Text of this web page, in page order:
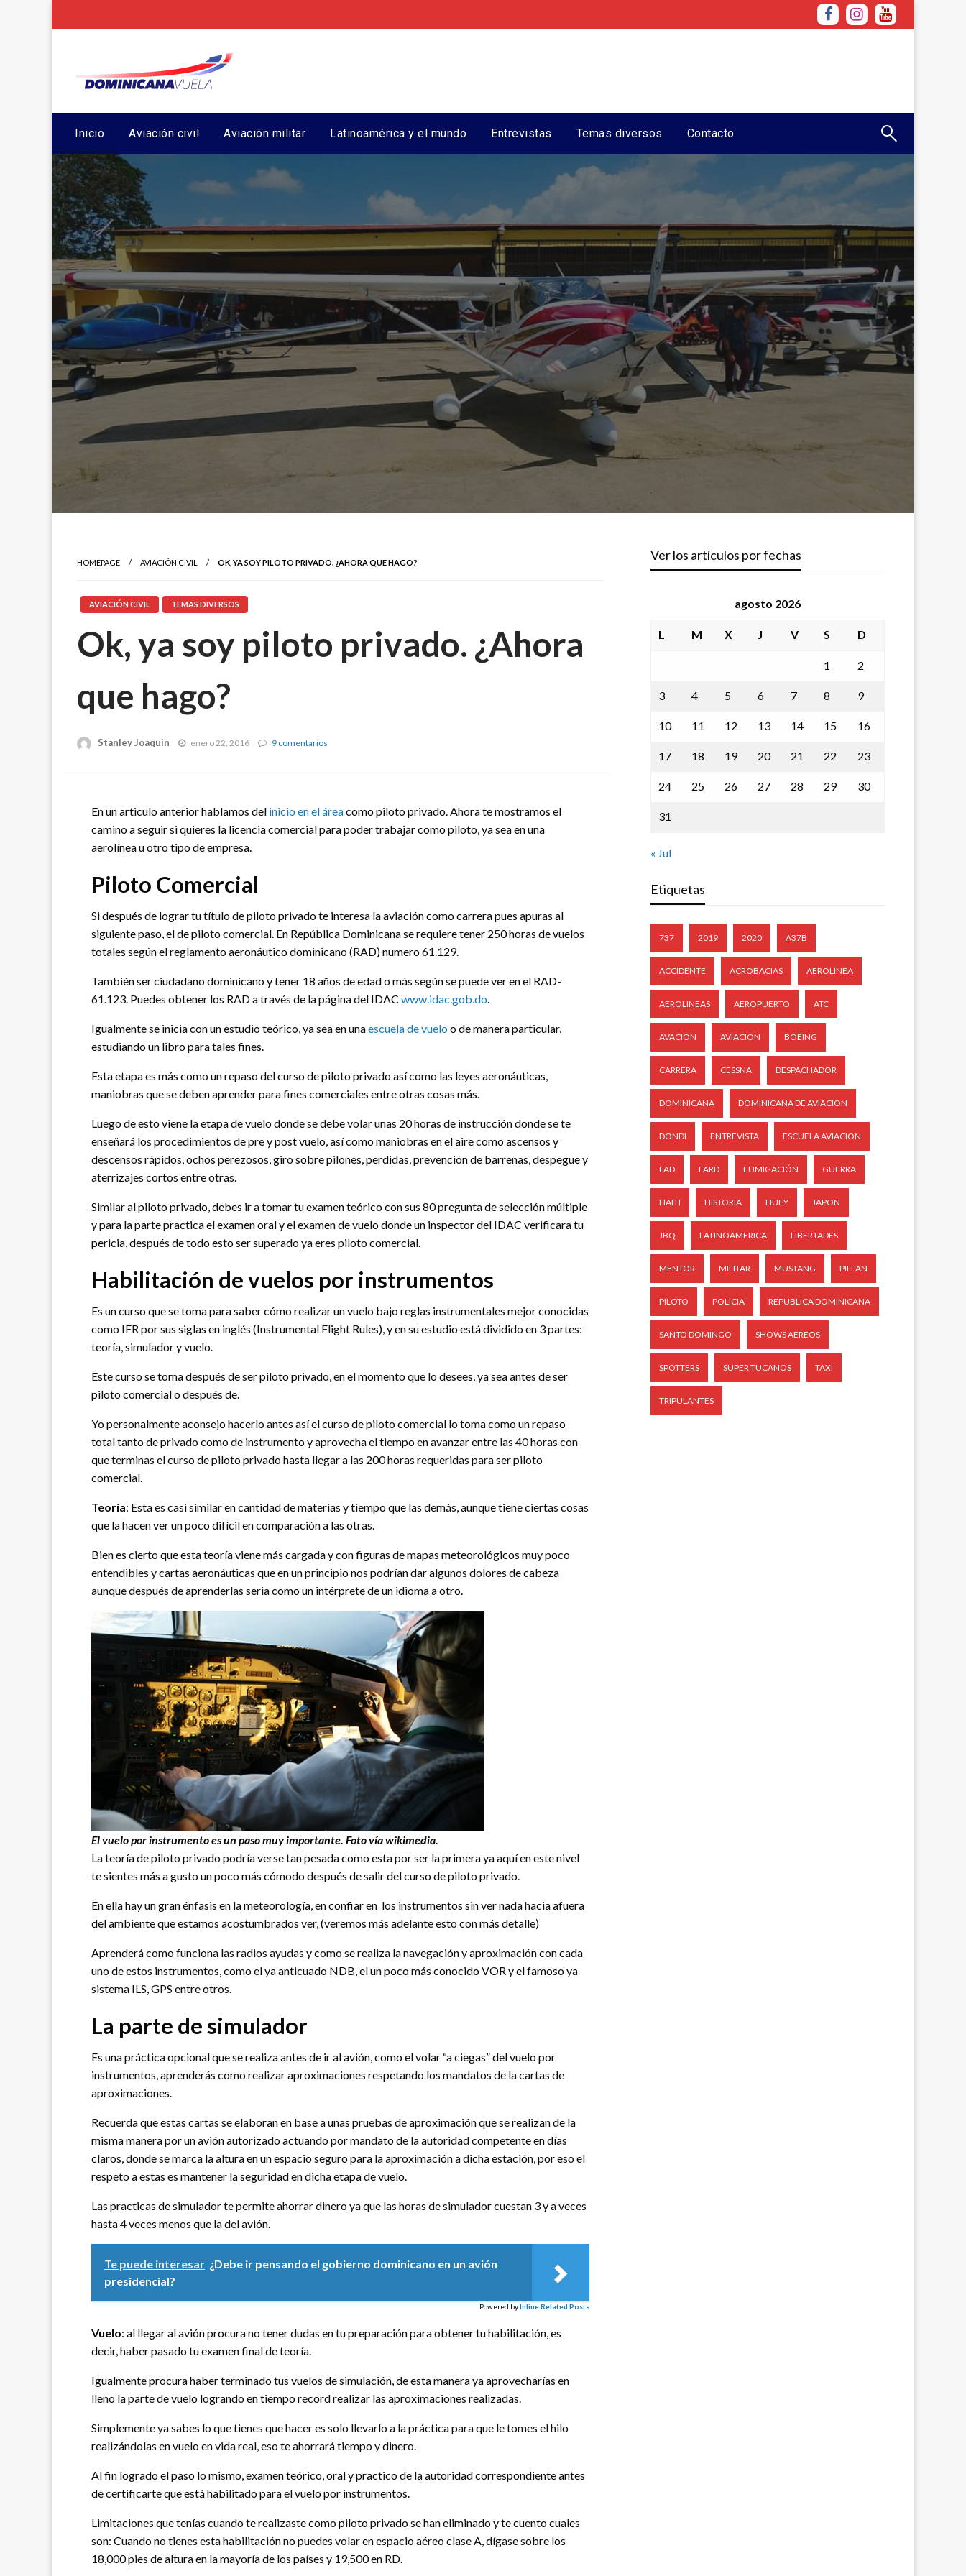
Inicio Aviación civil Aviación militar Latinoamérica y el mundo Entrevistas Temas diversos Contacto
HOMEPAGE AVIACIÓN CIVIL OK, YA SOY PILOTO PRIVADO. ¿AHORA QUE HAGO?
AVIACIÓN CIVIL TEMAS DIVERSOS
Ok, ya soy piloto privado. ¿Ahora
que hago?
Stanley Joaquin enero 22, 2016 9 comentarios
que
En un articulo anterior hablamos del inicio en el áreacomo piloto privado. Ahora te mostramos el
camino a seguir si quieres la licencia comercial para poder trabajar como piloto, ya sea en una
aerolínea u otro tipo de empresa.
Piloto Comercial
Si después de lograr tu título de piloto privado te interesa la aviación como carrera pues apuras al
siguiente paso, el de piloto comercial. En República Dominicana se requiere tener 250 horas de vuelos
totales según el reglamento aeronáutico dominicano (RAD) numero 61.129.
También ser ciudadano dominicano y tener 18 años de edad o más según se puede ver en el RAD-
61.123. Puedes obtener los RAD a través de la página del IDAC www.idac.gob.do.
Igualmente se inicia con un estudio teórico, ya sea en unaescuela de vuelo o de manera particular,
estudiando un libro para tales fines.
Esta etapa es más como un repaso del curso de piloto privado así como las leyes aeronáuticas,
maniobras que se deben aprender para fines comerciales entre otras cosas más.
Luego de esto viene la etapa de vuelo donde se debe volar unas 20 horas de instrucción donde se te
enseñará los procedimientos de pre y post vuelo, así como maniobras en el aire como ascensos y
descensos rápidos, ochos perezosos, giro sobre pilones, perdidas, prevención de barrenas, despegue y
aterrizajes cortos entre otras.
Similar al piloto privado, debes ir a tomar tu examen teórico con sus 80 pregunta de selección múltiple
y para la parte practica el examen oral y el examen de vuelo donde un inspector del IDAC verificara tu
pericia, después de todo esto ser superado ya eres piloto comercial.
Habilitación de vuelos por instrumentos
Es un curso que se toma para saber cómo realizar un vuelo bajo reglas instrumentales mejor conocidas
como IFR por sus siglas en inglés (Instrumental Flight Rules), y en su estudio está dividido en 3 partes:
teoría, simulador y vuelo.
Este curso se toma después de ser piloto privado, en el momento que lo desees, ya sea antes de ser
piloto comercial o después de.
Yo personalmente aconsejo hacerlo antes así el curso de piloto comercial lo toma como un repaso
total tanto de privado como de instrumento y aprovecha el tiempo en avanzar entre las 40 horas con
que terminas el curso de piloto privado hasta llegar a las 200 horas requeridas para ser piloto
comercial.
Teoría: Esta es casi similar en cantidad de materias y tiempo que las demás, aunque tiene ciertas cosas
que la hacen ver un poco difícil en comparación a las otras.
Bien es cierto que esta teoría viene más cargada y con figuras de mapas meteorológicos muy poco
entendibles y cartas aeronáuticas que en un principio nos podrían dar algunos dolores de cabeza
aunque después de aprenderlas seria como un intérprete de un idioma a otro.
El vuelo por instrumento es un paso muy importante. Foto vía wikimedia.
La teoría de piloto privado podría verse tan pesada como esta por ser la primera ya aquí en este nivel
te sientes más a gusto un poco más cómodo después de salir del curso de piloto privado.
En ella hay un gran énfasis en la meteorología, en confiar en los instrumentos sin ver nada hacia afuera
del ambiente que estamos acostumbrados ver, (veremos más adelante esto con más detalle)
Aprenderá como funciona las radios ayudas y como se realiza la navegación y aproximación con cada
uno de estos instrumentos, como el ya anticuado NDB, el un poco más conocido VOR y el famoso ya
sistema ILS, GPS entre otros.
La parte de simulador
Es una práctica opcional que se realiza antes de ir al avión, como el volar “a ciegas” del vuelo por
instrumentos, aprenderás como realizar aproximaciones respetando los mandatos de la cartas de
aproximaciones.
Recuerda que estas cartas se elaboran en base a unas pruebas de aproximación que se realizan de la
misma manera por un avión autorizado actuando por mandato de la autoridad competente en días
claros, donde se marca la altura en un espacio seguro para la aproximación a dicha estación, por eso el
respeto a estas es mantener la seguridad en dicha etapa de vuelo.
Las practicas de simulador te permite ahorrar dinero ya que las horas de simulador cuestan 3 y a veces
hasta 4 veces menos que la del avión.
Te puede interesar ¿Debe ir pensando el gobierno dominicano en un avión
presidencial?
Powered byInline Related Posts
Vuelo: al llegar al avión procura no tener dudas en tu preparación para obtener tu habilitación, es
decir, haber pasado tu examen final de teoría.
Igualmente procura haber terminado tus vuelos de simulación, de esta manera ya aprovecharías en
lleno la parte de vuelo logrando en tiempo record realizar las aproximaciones realizadas.
Simplemente ya sabes lo que tienes que hacer es solo llevarlo a la práctica para que le tomes el hilo
realizándolas en vuelo en vida real, eso te ahorrará tiempo y dinero.
Al fin logrado el paso lo mismo, examen teórico, oral y practico de la autoridad correspondiente antes
de certificarte que está habilitado para el vuelo por instrumentos.
Limitaciones que tenías cuando te realizaste como piloto privado se han eliminado y te cuento cuales
son: Cuando no tienes esta habilitación no puedes volar en espacio aéreo clase A, dígase sobre los
18,000 pies de altura en la mayoría de los países y 19,500 en RD.
Ver los artículos por fechas
agosto 2026
L M X J V S D
1 2
3 4 5 6 7 8 9
10 11 12 13 14 15 16
17 18 19 20 21 22 23
24 25 26 27 28 29 30
31
« Jul
Etiquetas
737 2019 2020 A37B
ACCIDENTE ACROBACIAS AEROLINEA
AEROLINEAS AEROPUERTO ATC
AVACION AVIACION BOEING
CARRERA CESSNA DESPACHADOR
DOMINICANA DOMINICANA DE AVIACION
DONDI ENTREVISTA ESCUELA AVIACION
FAD FARD FUMIGACIÓN GUERRA
HAITI HISTORIA HUEY JAPON
JBQ LATINOAMERICA LIBERTADES
MENTOR MILITAR MUSTANG PILLAN
PILOTO POLICIA REPUBLICA DOMINICANA
SANTO DOMINGO SHOWS AEREOS
SPOTTERS SUPER TUCANOS TAXI
TRIPULANTES